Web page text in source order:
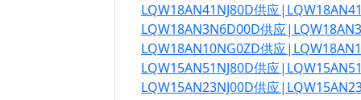
LQW18AN41NJ80D供应
LQW18AN3N6D00D供应
LQW18AN10NG0ZD供应
LQW15AN51NJ80D供应
LQW15AN23NJ00D供应